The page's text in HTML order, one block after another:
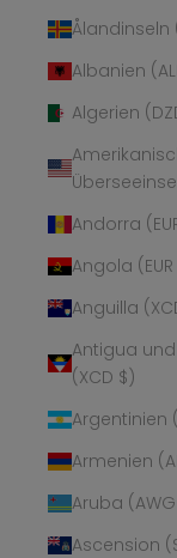
Ålandinseln
Albanien
Andorra
Angola
Anguilla
Antigua
(XCD $)
Argentinien
Armenien
Aruba
Ascension